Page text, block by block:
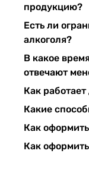
продукцию?
Есть ли
алкоголя?
В какое
отвечают
Как
Какие
Как
Как